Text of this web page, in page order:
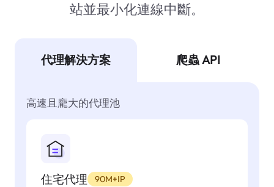
站並最小化連線中斷。
代理解決方案 爬蟲 API
高速且龐大的代理池
住宅代理 90M+IP